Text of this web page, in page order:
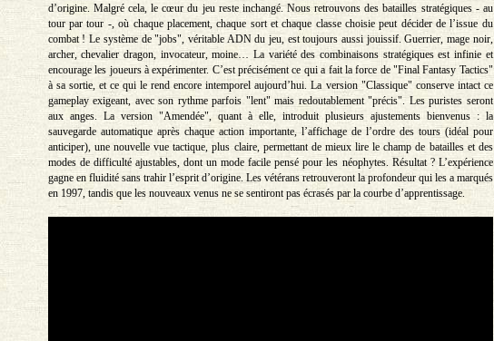
d’origine. Malgré cela, le cœur du jeu reste inchangé. Nous retrouvons des batailles stratégiques - au
tour par tour -, où chaque placement, chaque sort et chaque classe choisie peut décider de l’issue du
combat ! Le système de "jobs", véritable ADN du jeu, est toujours aussi jouissif. Guerrier, mage noir,
archer, chevalier dragon, invocateur, moine… La variété des combinaisons stratégiques est infinie et
encourage les joueurs à expérimenter. C’est précisément ce qui a fait la force de "Final Fantasy Tactics"
à sa sortie, et ce qui le rend encore intemporel aujourd’hui. La version "Classique" conserve intact ce
gameplay exigeant, avec son rythme parfois "lent" mais redoutablement "précis". Les puristes seront
aux anges. La version "Amendée", quant à elle, introduit plusieurs ajustements bienvenus : la
sauvegarde automatique après chaque action importante, l’affichage de l’ordre des tours (idéal pour
anticiper), une nouvelle vue tactique, plus claire, permettant de mieux lire le champ de batailles et des
modes de difficulté ajustables, dont un mode facile pensé pour les néophytes. Résultat ? L’expérience
gagne en fluidité sans trahir l’esprit d’origine. Les vétérans retrouveront la profondeur qui les a marqués
en 1997, tandis que les nouveaux venus ne se sentiront pas écrasés par la courbe d’apprentissage.